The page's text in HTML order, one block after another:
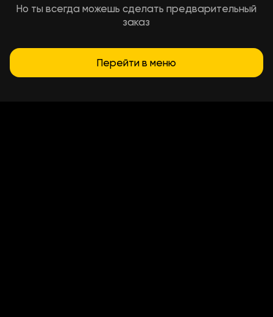
Но ты всегда можешь сделать предварительный
заказ
Перейти в меню